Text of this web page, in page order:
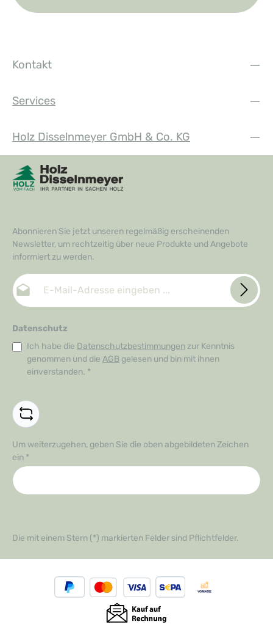
Kontakt
Services
Holz Disselnmeyer GmbH & Co. KG
Abonnieren Sie jetzt unseren regelmäßig erscheinenden
Newsletter, um rechtzeitig über neue Produkte und Angebote
informiert zu werden.
E-Mail-Adresse*
Datenschutz
Ich habe die Datenschutzbestimmungen zur Kenntnis
genommen und die AGB gelesen und bin mit ihnen
einverstanden. *
Um weiterzugehen, geben Sie die oben abgebildeten Zeichen
ein *
Die mit einem Stern (*) markierten Felder sind Pflichtfelder.